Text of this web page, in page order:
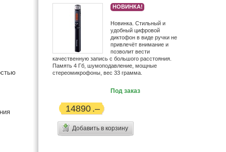
НОВИНКА!
Новинка. Стильный и
удобный цифровой
диктофон в виде ручки не
привлечёт внимание и
позволит вести
качественную запись c большого расстояния.
Память 4 Гб, шумоподавление, мощные
стереомикрофоны, вес 33 грамма.
Под заказ
14890
Добавить в корзину